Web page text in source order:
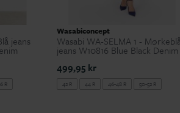
jeans
R
Wasabiconcept
Wasabi WA-SELMA 1 -
jeans W10816 Blue Black Denim
499,95 kr
42 R 44 R 46-48 R
50-52 R